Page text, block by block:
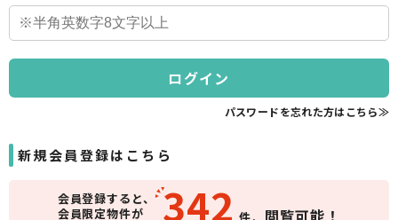
ログイン
パスワードを忘れた方はこちら≫
新規会員登録はこちら
会員登録すると、
会員限定物件が
342 閲覧可能！